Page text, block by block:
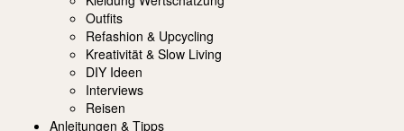
Outfits
Refashion & Upcycling
Kreativität & Slow Living
DIY Ideen
Interviews
Reisen
Anleitungen & Tipps